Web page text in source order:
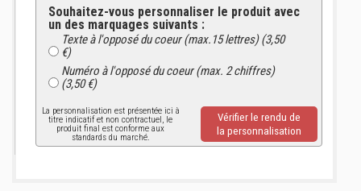
Souhaitez-vous personnaliser le produit avec
un des marquages suivants :
Texte à l'opposé du coeur (max.15 lettres) (3,50
€)
Numéro à l'opposé du coeur (max. 2 chiffres)
(3,50 €)
La personnalisation est présentée ici à
titre indicatif et non contractuel, le
produit final est conforme aux
standards du marché.
Vérifier le rendu de
la personnalisation